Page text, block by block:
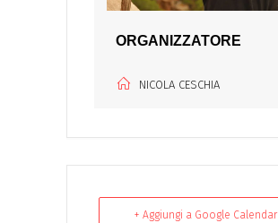
ORGANIZZATORE
NICOLA CESCHIA
+ Aggiungi a Google Calendar